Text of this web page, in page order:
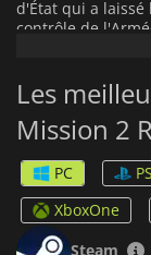
d'État qui a laissé
contrôle de
mesure que le
Ce classique
une vitesse de
fonctions de
nouvelle bande-
Les
Mission 2
PC
XboxOne
Steam